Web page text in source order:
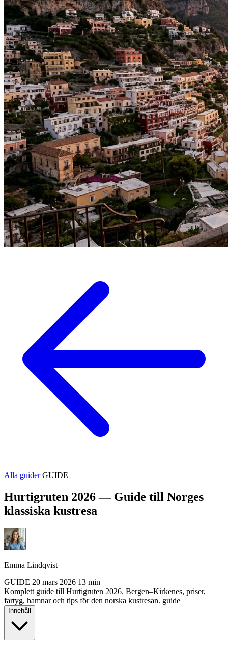
Alla guiderGUIDE
Hurtigruten 2026 — Guide till Norges
klassiska kustresa
Emma Lindqvist
GUIDE 20 mars 2026 13 min
Komplett guide till Hurtigruten 2026. Bergen–Kirkenes, priser,
fartyg, hamnar och tips för den norska kustresan. guide
Innehåll